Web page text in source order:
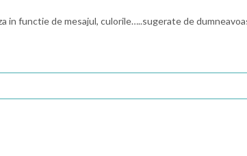
in functie de mesajul, culorile…..sugerate de